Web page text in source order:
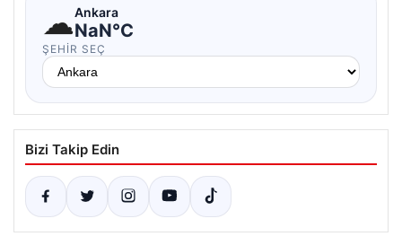
☁Ankara
NaN°C
ŞEHIR SEÇ
Bizi Takip Edin